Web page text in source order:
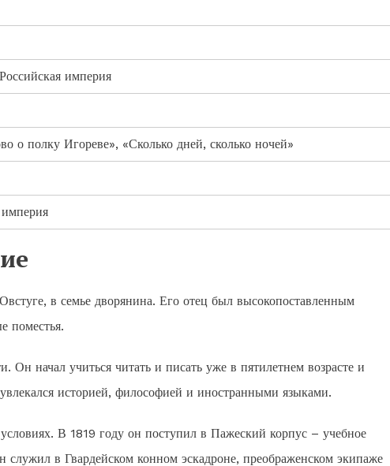
империя
о полку Игореве», «Сколько дней, сколько ночей»
в семье дворянина. Его отец был высокопоставленным
поместья.
Он начал учиться читать и писать уже в пятилетнем возрасте и
историей, философией и иностранными языками.
В 1819 году он поступил в Пажеский корпус – учебное
в Гвардейском конном эскадроне, преображенском экипаже